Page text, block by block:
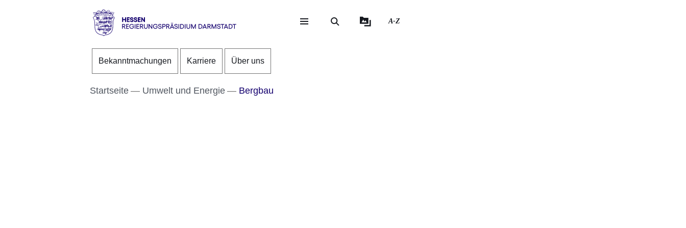
Direkt zum Kopf der Seite
Direkt zum Inhalt
Direkt zum Fuß der Seite
RP
A-Z
Bekanntmachungen Karriere Über uns
Startseite Umwelt und Energie Bergbau